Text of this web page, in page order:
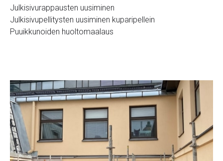
Julkisivurappausten uusiminen
Julkisivupellitysten uusiminen kuparipellein
Puuikkunoiden huoltomaalaus